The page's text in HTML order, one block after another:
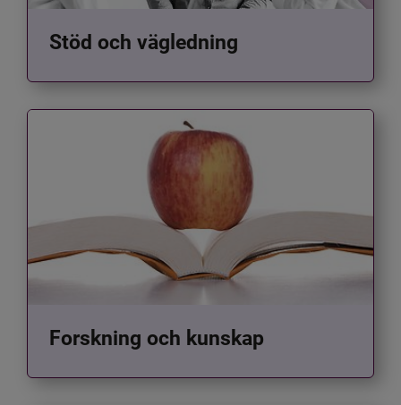
Stöd och vägledning
Forskning och kunskap